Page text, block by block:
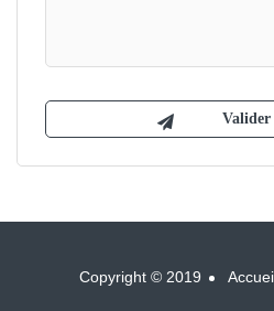
Copyright © 2019